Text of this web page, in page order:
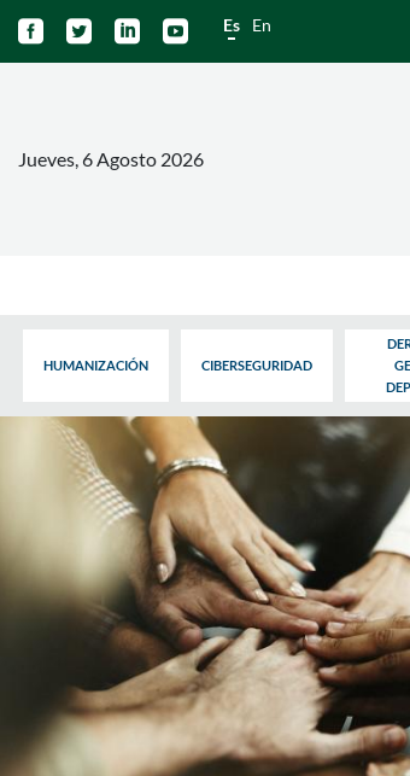
    Es En
Jueves, 6 Agosto 2026
HUMANIZACIÓN CIBERSEGURIDAD